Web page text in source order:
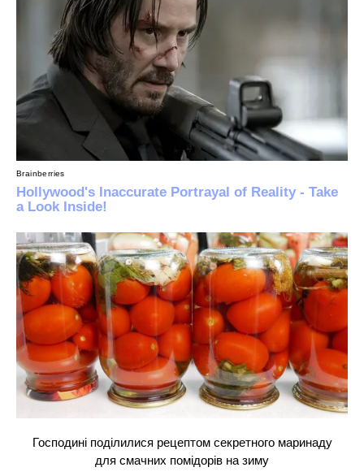
Господині поділилися рецептом секретного маринаду
для смачних помідорів на зиму